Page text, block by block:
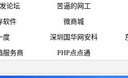
论坛 苦逼的网工
软件 微商城
度 深圳国华网安科
服务商
PHP点点通